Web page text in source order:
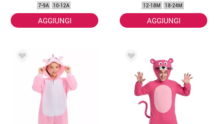
7-9A 10-12A
AGGIUNGI
12-18M 18-24M
AGGIUNGI